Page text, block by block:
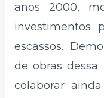
anos 2000,
investimentos
escassos.
de obras
colaborar